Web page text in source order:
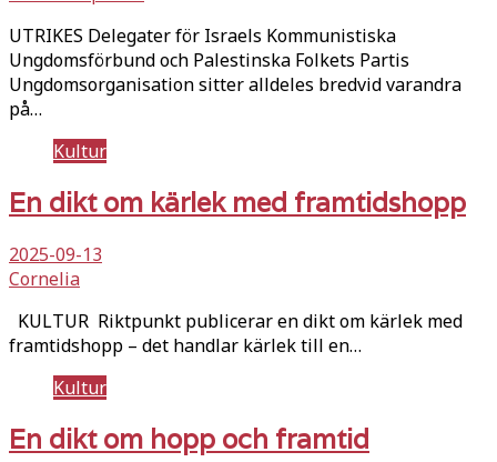
UTRIKES Delegater för Israels Kommunistiska
Ungdomsförbund och Palestinska Folkets Partis
Ungdomsorganisation sitter alldeles bredvid varandra
på…
Kultur
En dikt om kärlek med framtidshopp
2025-09-13
Cornelia
KULTUR Riktpunkt publicerar en dikt om kärlek med
framtidshopp – det handlar kärlek till en…
Kultur
En dikt om hopp och framtid